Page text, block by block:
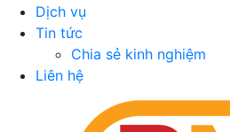
Dịch vụ
Tin tức
Chia sẻ kinh nghiệm
Liên hệ